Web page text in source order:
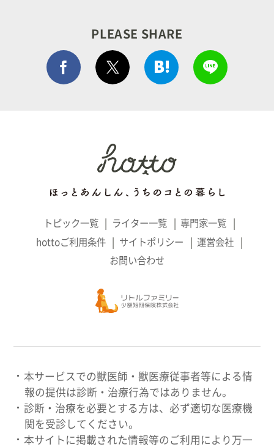
PLEASE SHARE
Facebook シェア はてぶでシェア
トピック一覧 ライター一覧
専門家一覧
hottoご利用条件
サイトポリシー
運営会社
お問い合わせ
本サービスでの獣医師・獣医療従事者等による情
報の提供は診断・治療行為ではありません。
診断・治療を必要とする方は、必ず適切な医療機
関を受診してください。
本サイトに掲載された情報等のご利用により万一